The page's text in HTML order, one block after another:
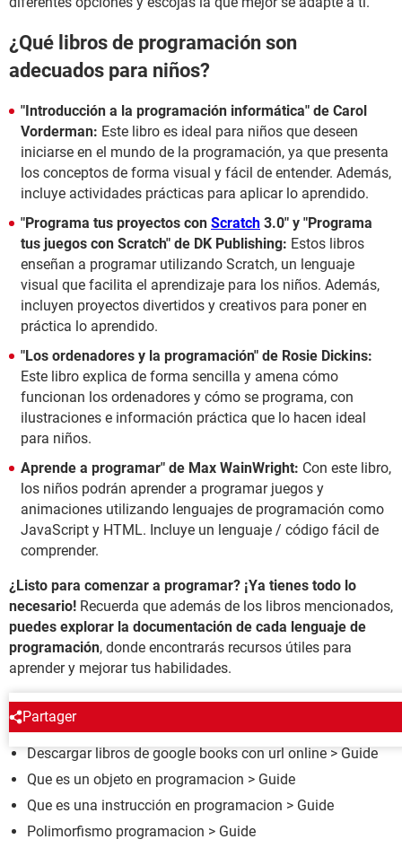
¿Qué libros de programación son
adecuados para niños?
"Introducción a la programación informática" de Carol
Vorderman: Este libro es ideal para niños que deseen
iniciarse en el mundo de la programación, ya que presenta
los conceptos de forma visual y fácil de entender. Además,
incluye actividades prácticas para aplicar lo aprendido.
"Programa tus proyectos con Scratch 3.0" y "Programa
tus juegos con Scratch" de DK Publishing: Estos libros
enseñan a programar utilizando Scratch, un lenguaje
visual que facilita el aprendizaje para los niños. Además,
incluyen proyectos divertidos y creativos para poner en
práctica lo aprendido.
"Los ordenadores y la programación" de Rosie Dickins:
Este libro explica de forma sencilla y amena cómo
funcionan los ordenadores y cómo se programa, con
ilustraciones e información práctica que lo hacen ideal
para niños.
Aprende a programar" de Max WainWright: Con este libro,
los niños podrán aprender a programar juegos y
animaciones utilizando lenguajes de programación como
JavaScript y HTML. Incluye un lenguaje / código fácil de
comprender.
¿Listo para comenzar a programar? ¡Ya tienes todo lo
necesario! Recuerda que además de los libros mencionados,
puedes explorar la documentación de cada lenguaje de
programación, donde encontrarás recursos útiles para
aprender y mejorar tus habilidades.
Partager
ALREDEDOR DEL MISMO TEMA
Descargar libros de google books con url online > Guide
Que es un objeto en programacion > Guide
Que es una instrucción en programacion > Guide
Polimorfismo programacion > Guide